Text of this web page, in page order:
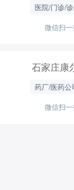
医院/门诊/
微信扫
石家庄康
药厂/医药公
微信扫